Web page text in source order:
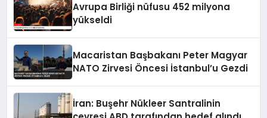
Avrupa Birliği nüfusu 452 milyona
yükseldi
Macaristan Başbakanı Peter Magyar
NATO Zirvesi Öncesi İstanbul’u Gezdi
İran: Buşehr Nükleer Santralinin